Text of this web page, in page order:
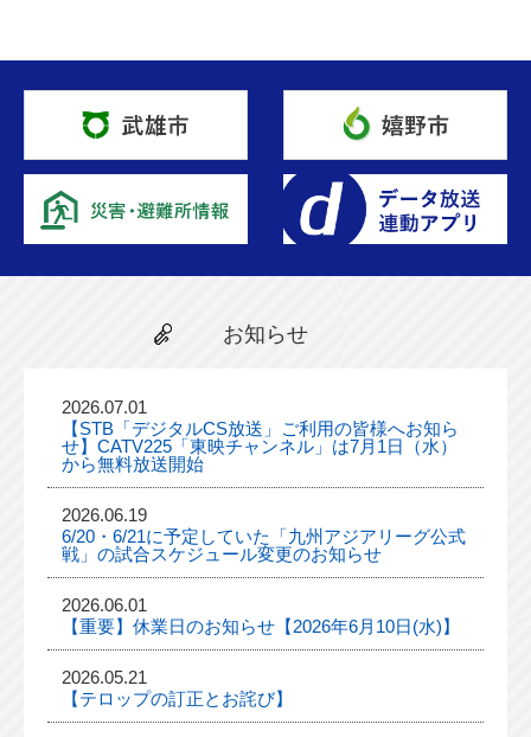
お知らせ
2026.07.01
【STB「デジタルCS放送」ご利用の皆様へお知ら
せ】CATV225「東映チャンネル」は7月1日（水）
から無料放送開始
2026.06.19
6/20・6/21に予定していた「九州アジアリーグ公式
戦」の試合スケジュール変更のお知らせ
2026.06.01
【重要】休業日のお知らせ【2026年6月10日(水)】
2026.05.21
【テロップの訂正とお詫び】